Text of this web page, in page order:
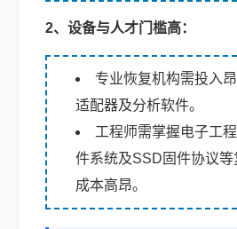
2、设备与人才门槛高：
专业恢复机构需投入
适配器及分析软件。
工程师需掌握电子工
件系统及SSD固件协议
成本高昂。